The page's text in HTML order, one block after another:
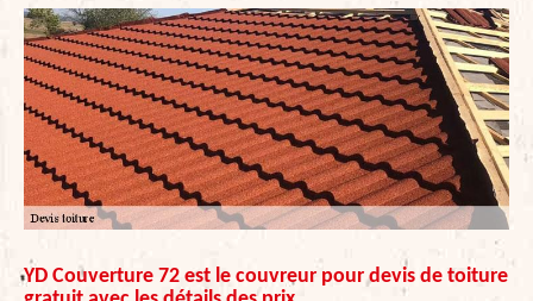
YD Couverture 72 est le couvreur pour devis de toiture